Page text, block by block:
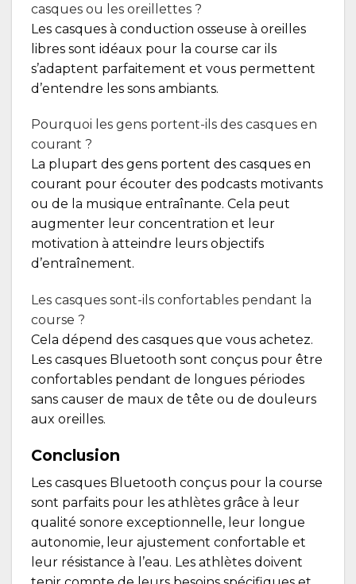
casques ou les oreillettes ?
Les casques à conduction osseuse à oreilles
libres sont idéaux pour la course car ils
s’adaptent parfaitement et vous permettent
d’entendre les sons ambiants.
Pourquoi les gens portent-ils des casques en
courant ?
La plupart des gens portent des casques en
courant pour écouter des podcasts motivants
ou de la musique entraînante. Cela peut
augmenter leur concentration et leur
motivation à atteindre leurs objectifs
d’entraînement.
Les casques sont-ils confortables pendant la
course ?
Cela dépend des casques que vous achetez.
Les casques Bluetooth sont conçus pour être
confortables pendant de longues périodes
sans causer de maux de tête ou de douleurs
aux oreilles.
Conclusion
Les casques Bluetooth conçus pour la course
sont parfaits pour les athlètes grâce à leur
qualité sonore exceptionnelle, leur longue
autonomie, leur ajustement confortable et
leur résistance à l’eau. Les athlètes doivent